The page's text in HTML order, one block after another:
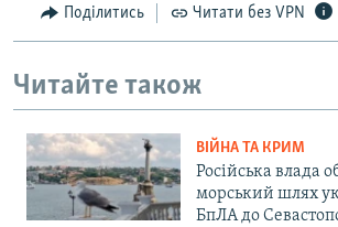
Поділитись Читати без VPN
Читайте також
ВІЙНА ТА КРИМ
Російська влада
морський шлях
БпЛА до